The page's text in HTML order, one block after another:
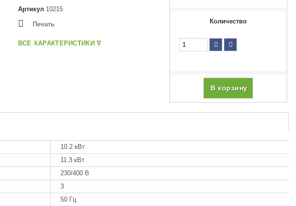
Артикул 10215
Печать
ВСЕ ХАРАКТЕРИСТИКИ ᐁ
Количество
В корзину
10.2 кВт
11.3 кВт
230/400 В
3
50 Гц